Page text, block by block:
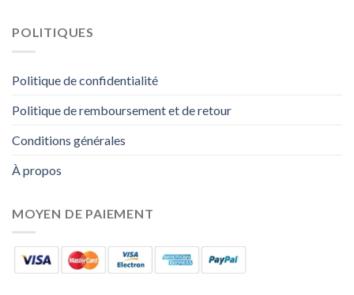
POLITIQUES
Politique de confidentialité
Politique de remboursement et de retour
Conditions générales
À propos
MOYEN DE PAIEMENT